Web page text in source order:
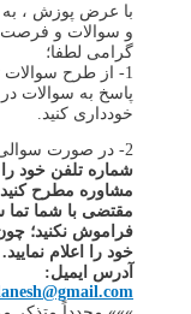
با عرض پوزش ،
و سوالات و فرصت
گرامی لطفا؛
1- از طرح
پاسخ به سوالات
خودداری کنید.
2- در صورت سوالی غیر مورد مذکور در بند1،
شماره تلفن خود
مشاوره مطرح
مقتضی با شما تما
فراموش نکنید؛
خود را اعلام نمایید.
آدرس ایمیل: